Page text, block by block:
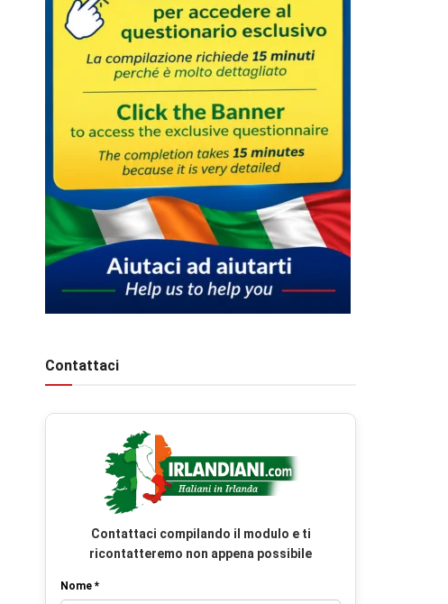
Contattaci
Contattaci compilando il modulo e ti
ricontatteremo non appena possibile
Nome *